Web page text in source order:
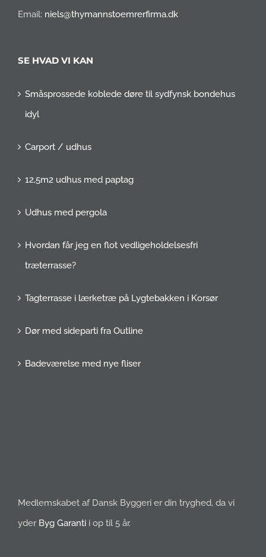
Email: niels@thymannstoemrerfirma.dk
SE HVAD VI KAN
Småsprossede koblede døre til sydfynsk bondehus
idyl
Carport / udhus
12,5m2 udhus med paptag
Udhus med pergola
Hvordan får jeg en flot vedligeholdelsesfri
træterrasse?
Tagterrasse i lærketræ på Lygtebakken i Korsør
Dør med sideparti fra Outline
Badeværelse med nye fliser
Medlemskabet af Dansk Byggeri er din tryghed, da vi
yder Byg Garanti i op til 5 år.